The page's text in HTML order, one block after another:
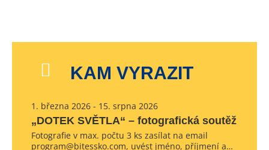
KAM VYRAZIT
1. března 2026 - 15. srpna 2026
„DOTEK SVĚTLA“ – fotografická soutěž
Fotografie v max. počtu 3 ks zasílat na email
program@bitessko.com, uvést jméno, příjmení a…